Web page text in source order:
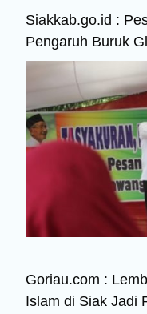
Siakkab.go.id :
Pengaruh Buruk
Goriau.com :
Islam di Siak Jadi